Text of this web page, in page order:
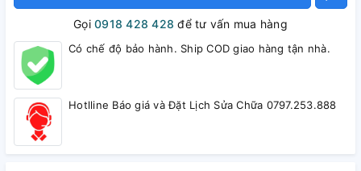
Gọi0918 428 428 để tư vấn mua hàng
Có chế độ bảo hành. Ship COD giao hàng tận nhà.
Hotlline Báo giá và Đặt Lịch Sửa Chữa 0797.253.888